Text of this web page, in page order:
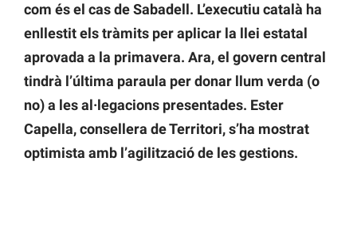
com és el cas de Sabadell. L’executiu català ha
enllestit els tràmits per aplicar la llei estatal
aprovada a la primavera. Ara, el govern central
tindrà l’última paraula per donar llum verda (o
no) a les al·legacions presentades. Ester
Capella, consellera de Territori, s’ha mostrat
optimista amb l’agilització de les gestions.